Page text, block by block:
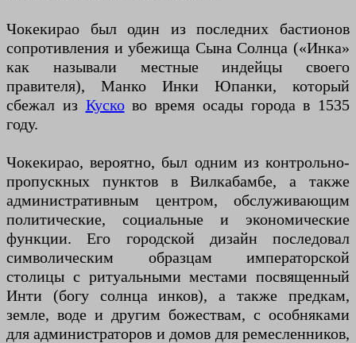
Чокекирао был один из последних бастионов
сопротивления и убежища Сына Солнца («Инка»
как называли местные индейцы своего
правителя), Манко Инки Юпанки, который
сбежал из Кусково время осады города в 1535
году.
Чокекирао, вероятно, был одним из контрольно-
пропускных пунктов в Вилкабамбе, а также
административным центром, обслуживающим
политические, социальные и экономические
функции. Его городской дизайн последовал
символическим образцам императорской
столицы с ритуальными местами посвященный
Инти (богу солнца инков), а также предкам,
земле, воде и другим божествам, с особняками
для администраторов и домов для ремесленников,